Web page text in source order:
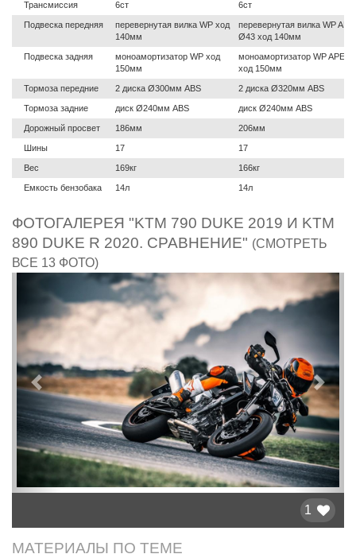
Трансмиссия
Подвеска передняя
Подвеска задняя
Тормоза передние
Тормоза задние
Дорожный просвет
Шины
Вес
Емкость бензобака
6ст 6ст
перевернутая вилка WP ход
140мм
перевернутая вилка WP
Ø43 ход 140мм
моноамортизатор WP ход
150мм
моноамортизатор WP APEX
ход 150мм
2 диска Ø300мм ABS 2 диска Ø320мм ABS
диск Ø240мм ABS диск Ø240мм ABS
186мм 206мм
17 17
169кг 166кг
14л 14л
ФОТОГАЛЕРЕЯ "KTM 790 DUKE 2019 И KTM
890 DUKE R 2020. СРАВНЕНИЕ" (СМОТРЕТЬ
ВСЕ 13 ФОТО)
Предыдущий
1
МАТЕРИАЛЫ ПО ТЕМЕ